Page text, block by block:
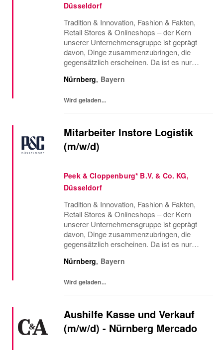
Düsseldorf
Tradition & Innovation, Fashion & Fakten,
Retail Stores & Onlineshops – der Kern
unserer Unternehmensgruppe ist geprägt
davon, Dinge zusammenzubringen, die
gegensätzlich erscheinen. Da ist es nur
vereinen, die so vielfältig sind, wie die Styles,
Nürnberg, Bayern
Wird geladen...
Mitarbeiter Instore Logistik
(m/w/d)
Peek & Cloppenburg* B.V. & Co. KG,
Düsseldorf
Tradition & Innovation, Fashion & Fakten,
Retail Stores & Onlineshops – der Kern
unserer Unternehmensgruppe ist geprägt
davon, Dinge zusammenzubringen, die
gegensätzlich erscheinen. Da ist es nur
vereinen, die so vielfältig sind, wie die Styles,
Nürnberg, Bayern
Wird geladen...
Aushilfe Kasse und Verkauf
(m/w/d) - Nürnberg Mercado